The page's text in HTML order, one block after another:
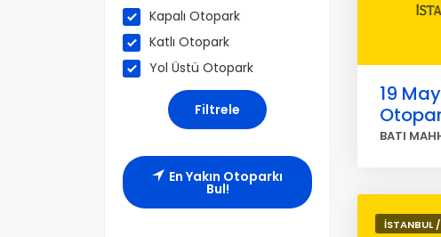
Kapalı Otopark
Katlı Otopark
Yol Üstü Otopark
En Yakın Otoparkı
Bul!
19
BATI
İSTANBUL